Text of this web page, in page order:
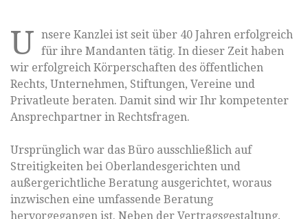
U nsere Kanzlei ist seit über 40 Jahren erfolgreich
für ihre Mandanten tätig. In dieser Zeit haben
wir erfolgreich Körperschaften des öffentlichen
Rechts, Unternehmen, Stiftungen, Vereine und
Privatleute beraten. Damit sind wir Ihr kompetenter
Ansprechpartner in Rechtsfragen.
Ursprünglich war das Büro ausschließlich auf
Streitigkeiten bei Oberlandesgerichten und
außergerichtliche Beratung ausgerichtet, woraus
inzwischen eine umfassende Beratung
hervorgegangen ist. Neben der Vertragsgestaltung,